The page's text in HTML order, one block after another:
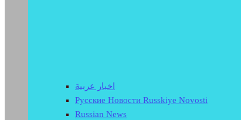
اخبار عربية
Русские Новости Russkiye Novosti
Russian News